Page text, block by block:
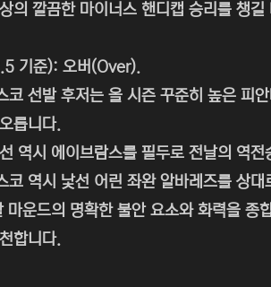
의 깔끔한 마이너스 핸디캡 승리를 챙
기준): 오버(Over).
코 선발 후저는 올 시즌 꾸준히 높은 피
릅니다.
역시 에이브람스를 필두로 전날의 역
코 역시 낯선 어린 좌완 알바레즈를 상
마운드의 명확한 불안 요소와 화력을
합니다.